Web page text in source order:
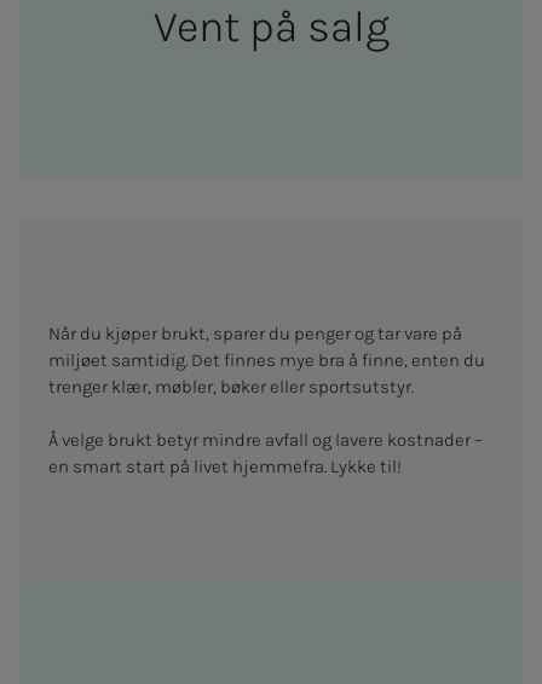
Vent på salg
Når du kjøper brukt, sparer du penger og tar vare på
miljøet samtidig. Det finnes mye bra å finne, enten du
trenger klær, møbler, bøker eller sportsutstyr.
Å velge brukt betyr mindre avfall og lavere kostnader –
en smart start på livet hjemmefra. Lykke til!